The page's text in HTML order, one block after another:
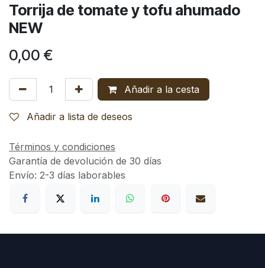
Torrija de tomate y tofu ahumado
NEW
0,00 €
Añadir a la cesta
Añadir a lista de deseos
Términos y condiciones
Garantía de devolución de 30 días
Envío: 2-3 días laborables